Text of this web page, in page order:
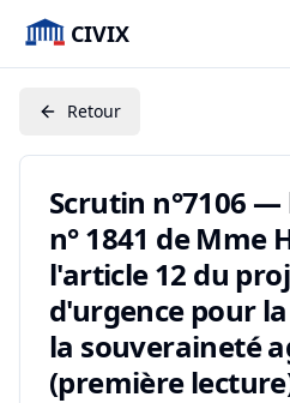
CIVIX
Retour
Scrutin n°7106
n° 1841 de Mme
l'article 12 du
d'urgence pour
la souveraineté
(première